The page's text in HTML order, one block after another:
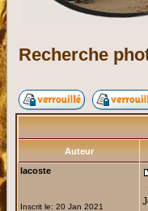
Recherche
Auteur
lacoste
Inscrit le: 20 Jan 2021